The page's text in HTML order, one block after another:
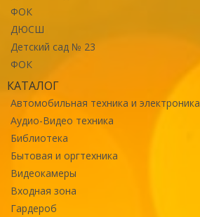
ФОК
ДЮСШ
Детский сад № 23
ФОК
КАТАЛОГ
Автомобильная техника и электроника
Аудио-Видео техника
Библиотека
Бытовая и оргтехника
Видеокамеры
Входная зона
Гардероб